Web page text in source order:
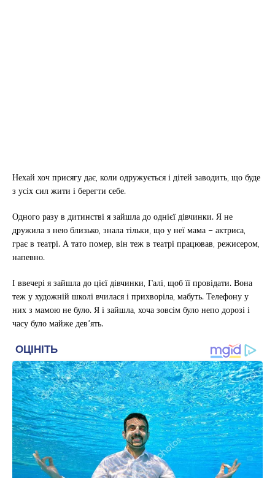
Нехай хоч присягу дає, коли одружується і дітей заводить, що буде
з усіх сил жити і берегти себе.
Одного разу в дитинстві я зайшла до однієї дівчинки. Я не
дружила з нею близько, знала тільки, що у неї мама – актриса,
грає в театрі. А тато помер, він теж в театрі працював, режисером,
напевно.
І ввечері я зайшла до цієї дівчинки, Галі, щоб її провідати. Вона
теж у художній школі вчилася і прихворіла, мабуть. Телефону у
них з мамою не було. Я і зайшла, хоча зовсім було непо дорозі і
часу було майже дев’ять.